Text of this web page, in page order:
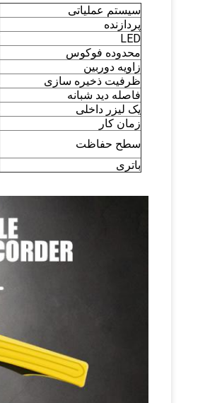
سیستم عملیاتی
پردازنده
LED
محدوده فوکوس
زاویه دوربین
ظرفیت ذخیره سازی
فاصله دید شبانه
یک لیزر داخلی
زمان کار
سطح حفاظت
باتری